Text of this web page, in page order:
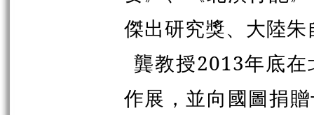
傑出研究獎、大陸
龔教授2013年底
作展，並向國圖捐